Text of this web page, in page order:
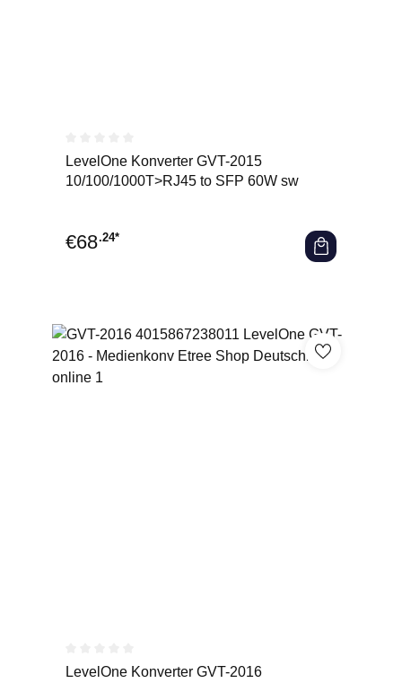
Durchschnittliche Bewertung von 0 von 5 Sternen
LevelOne Konverter GVT-2015
10/100/1000T>RJ45 to SFP 60W sw
€68.24*
Durchschnittliche Bewertung von 0 von 5 Sternen
LevelOne Konverter GVT-2016